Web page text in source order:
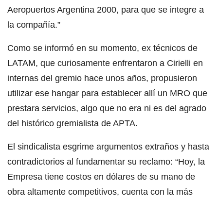
Aeropuertos Argentina 2000, para que se integre a
la compañía.”
Como se informó en su momento, ex técnicos de
LATAM, que curiosamente enfrentaron a Cirielli en
internas del gremio hace unos años, propusieron
utilizar ese hangar para establecer allí un MRO que
prestara servicios, algo que no era ni es del agrado
del histórico gremialista de APTA.
El sindicalista esgrime argumentos extraños y hasta
contradictorios al fundamentar su reclamo: “Hoy, la
Empresa tiene costos en dólares de su mano de
obra altamente competitivos, cuenta con la más